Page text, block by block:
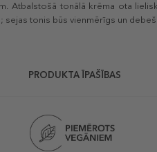
Atbalstošā tonālā krēma ota
sejas tonis būs vienmērīgs un
PRODUKTA ĪPAŠĪBAS